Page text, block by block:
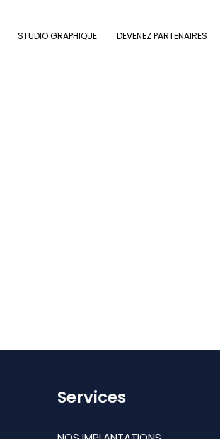
STUDIO GRAPHIQUE DEVENEZ PARTENAIRES
Services